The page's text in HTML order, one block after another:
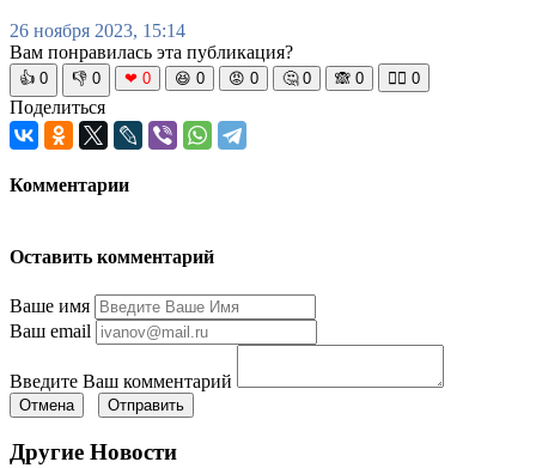
26 ноября 2023, 15:14
Вам понравилась эта публикация?
👍 0 👎 0 ❤ 0 😆 0 😡 0 🤔 0 🙈 0 🧘‍♀️ 0
Поделиться
Комментарии
Оставить комментарий
Ваше имя
Ваш email
Введите Ваш комментарий
Отмена Отправить
Другие Новости